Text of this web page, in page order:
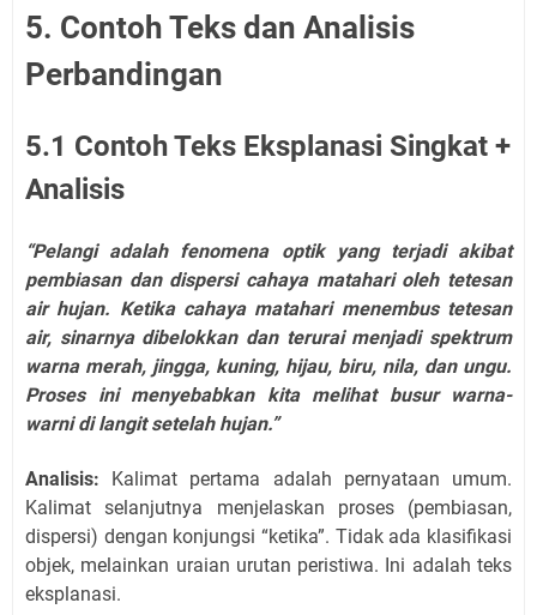
5. Contoh Teks dan Analisis
Perbandingan
5.1 Contoh Teks Eksplanasi Singkat +
Analisis
“Pelangi adalah fenomena optik yang terjadi akibat
pembiasan dan dispersi cahaya matahari oleh tetesan
air hujan. Ketika cahaya matahari menembus tetesan
air, sinarnya dibelokkan dan terurai menjadi spektrum
warna merah, jingga, kuning, hijau, biru, nila, dan ungu.
Proses ini menyebabkan kita melihat busur warna-
warni di langit setelah hujan.”
Analisis: Kalimat pertama adalah pernyataan umum.
Kalimat selanjutnya menjelaskan proses (pembiasan,
dispersi) dengan konjungsi “ketika”. Tidak ada klasifikasi
objek, melainkan uraian urutan peristiwa. Ini adalah teks
eksplanasi.